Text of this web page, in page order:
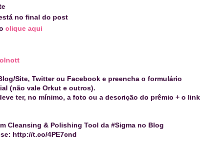
no final do post
clique aqui
Site, Twitter ou Facebook e preencha o formulário
(não vale Orkut e outros).
ter, no mínimo, a foto ou a descrição do prêmio + o link
Cleansing & Polishing Tool da #Sigma no Blog
http://t.co/4PE7cnd